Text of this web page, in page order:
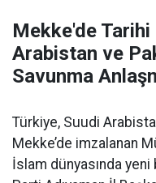
Mekke'de
Arabistan ve
Savunma
Türkiye, Suudi
Mekke’de imzalanan
İslam dünyasında